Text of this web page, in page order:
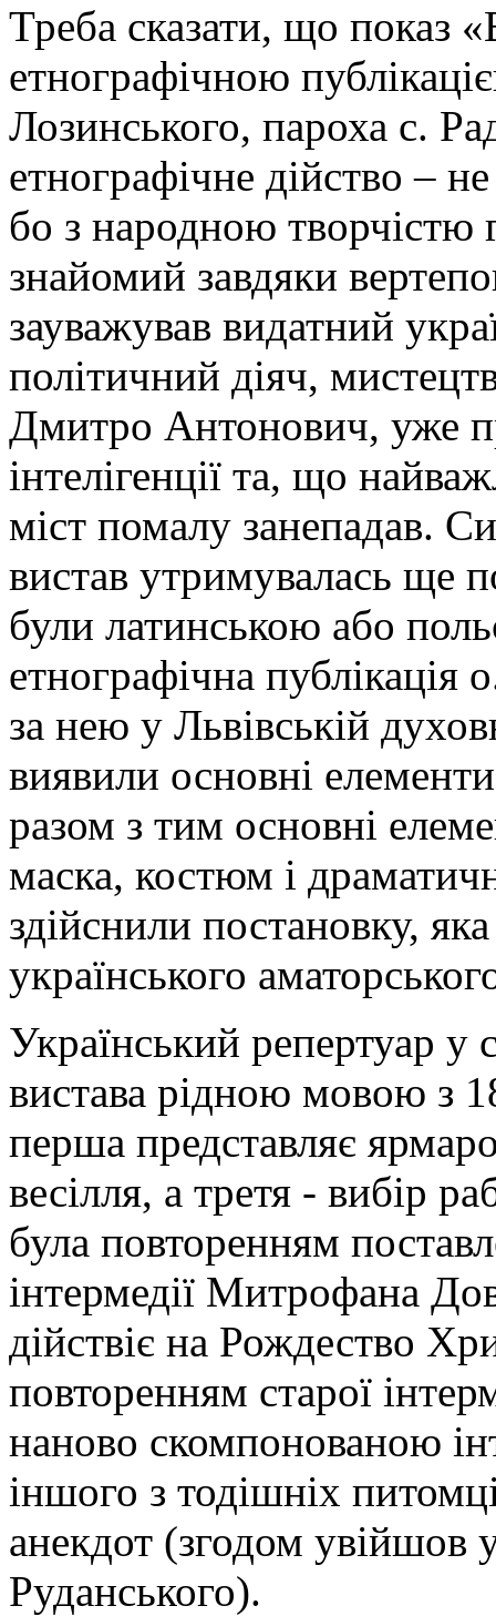
Треба сказати, що показ
етнографічною
Лозинського, пароха с.
етнографічне дійство –
бо з народною творчістю
знайомий завдяки
зауважував видатний
політичний діяч,
Дмитро Антонович, уже
інтелігенції та, що
міст помалу занепадав.
вистав утримувалась ще
були латинською або
етнографічна публікація
за нею у Львівській
виявили основні
разом з тим основні
маска, костюм і
здійснили постановку,
українського
Український репертуар у
вистава рідною мовою з
перша представляє
весілля, а третя - вибір
була повторенням
інтермедії Митрофана
дійствіє на Рождество
повторенням старої
наново скомпонованою
іншого з тодішніх
анекдот (згодом увійшов
Руданського).